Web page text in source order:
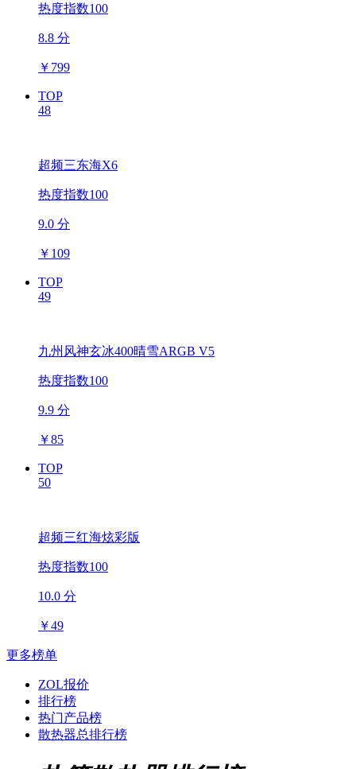
热度指数100
8.8 分
￥ 799
TOP
48
超频三东海X6
热度指数100
9.0 分
￥ 109
TOP
49
九州风神玄冰400晴雪ARGB V5
热度指数100
9.9 分
￥85
TOP
50
超频三红海炫彩版
热度指数100
10.0 分
￥49
更多榜单
ZOL报价
排行榜
热门产品榜
散热器总排行榜